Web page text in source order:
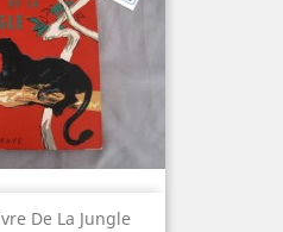
De La Jungle